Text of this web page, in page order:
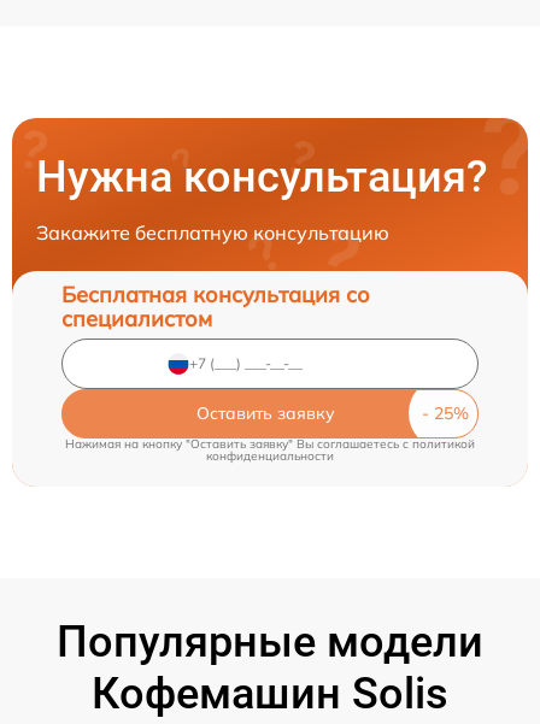
Нужна консультация?
Закажите бесплатную консультацию
Бесплатная консультация со
специалистом
Оставить заявку
Нажимая на кнопку "Оставить заявку" Вы соглашаетесь cполитикой
конфиденциальности
Популярные модели
Кофемашин Solis